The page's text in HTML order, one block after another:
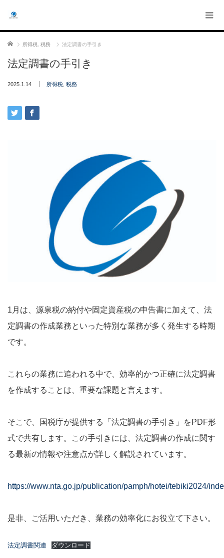
ホーム 所得税 税務 法定調書の手引き
法定調書の手引き
2025.1.14 所得税 税務
1月は、源泉税の納付や固定資産税の申告書に加えて、法
定調書の作成業務といった特別な業務が多く発生する時期
です。
これらの業務に追われる中で、効率的かつ正確に法定調書
を作成することは、重要な課題と言えます。
そこで、国税庁が提供する「法定調書の手引き」をPDF形
式で共有します。この手引きには、法定調書の作成に関す
る最新の情報や注意点が詳しく解説されています。
https://www.nta.go.jp/publication/pamph/hotei/tebiki2024/
是非、ご活用いただき、業務の効率化にお役立て下さい。
法定調書関連 ダウンロード